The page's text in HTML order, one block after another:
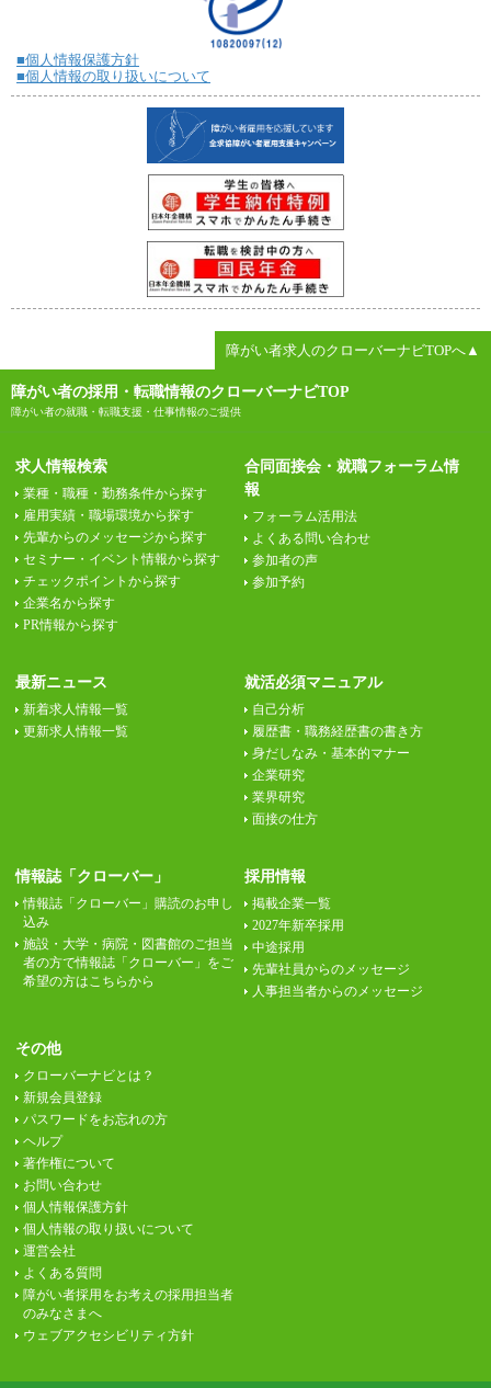
■個人情報保護方針
■個人情報の取り扱いについて
障がい者求人のクローバーナビTOPへ▲
障がい者の採用・転職情報のクローバーナビTOP
障がい者の就職・転職支援・仕事情報のご提供
求人情報検索
業種・職種・勤務条件から探す
雇用実績・職場環境から探す
先輩からのメッセージから探す
セミナー・イベント情報から探す
チェックポイントから探す
企業名から探す
PR情報から探す
合同面接会・就職フォーラム情
報
フォーラム活用法
よくある問い合わせ
参加者の声
参加予約
最新ニュース
新着求人情報一覧
更新求人情報一覧
就活必須マニュアル
自己分析
履歴書・職務経歴書の書き方
身だしなみ・基本的マナー
企業研究
業界研究
面接の仕方
情報誌「クローバー」
情報誌「クローバー」購読のお申し
込み
施設・大学・病院・図書館のご担当
者の方で情報誌「クローバー」をご
希望の方はこちらから
採用情報
掲載企業一覧
2027年新卒採用
中途採用
先輩社員からのメッセージ
人事担当者からのメッセージ
その他
クローバーナビとは？
新規会員登録
パスワードをお忘れの方
ヘルプ
著作権について
お問い合わせ
個人情報保護方針
個人情報の取り扱いについて
運営会社
よくある質問
障がい者採用をお考えの採用担当者
のみなさまへ
ウェブアクセシビリティ方針